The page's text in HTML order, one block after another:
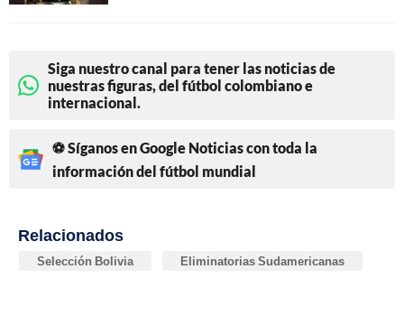
Siga nuestro canal para tener las noticias de
nuestras figuras, del fútbol colombiano e
internacional.
⚽ Síganos en Google Noticias con toda la
información del fútbol mundial
Relacionados
Selección Bolivia Eliminatorias Sudamericanas